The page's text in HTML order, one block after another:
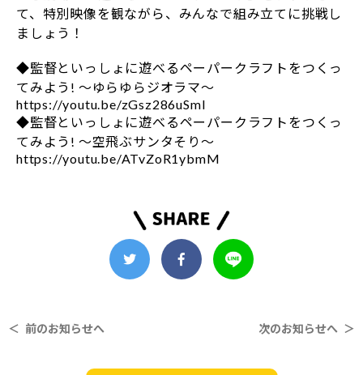
て、特別映像を観ながら、みんなで組み立てに挑戦し
ましょう！
◆監督といっしょに遊べるペーパークラフトをつくっ
てみよう! ～ゆらゆらジオラマ～
https://youtu.be/zGsz286uSmI
◆監督といっしょに遊べるペーパークラフトをつくっ
てみよう! ～空飛ぶサンタそり～
https://youtu.be/ATvZoR1ybmM
＜ 前のお知らせへ 次のお知らせへ ＞